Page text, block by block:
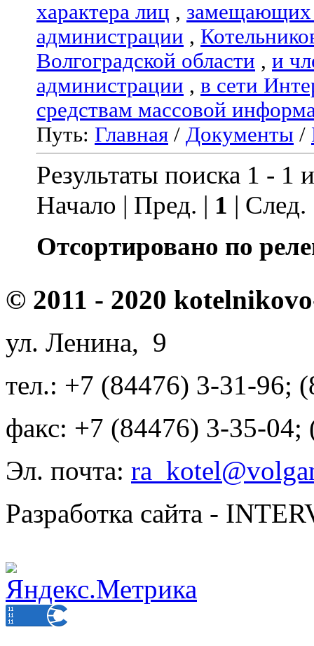
характера лиц , замещающих
администрации ,
Волгоградской области , и
администрации , в сети
средствам массовой
Путь: Главная / Документы /
Результаты поиска 1 - 1
Начало | Пред. | 1 |
Отсортировано по
© 2011 - 2020
ул. Ленина, 9
тел.: +7 (84476) 3-31-96;
факс: +7 (84476) 3-35-04;
Эл. почта:
Разработка сайта -